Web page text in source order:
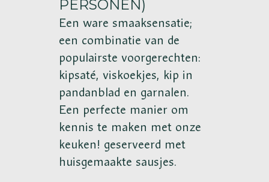
PERSONEN)
Een ware smaaksensatie;
een combinatie van de
populairste voorgerechten:
kipsaté, viskoekjes, kip in
pandanblad en garnalen.
Een perfecte manier om
kennis te maken met onze
keuken! geserveerd met
huisgemaakte sausjes.